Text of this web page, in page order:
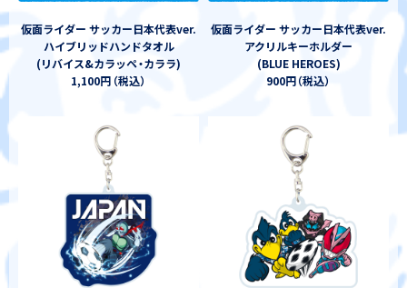
仮面ライダー サッカー日本代表ver.
ハイブリッドハンドタオル
(リバイス&カラッペ・カララ)
1,100円（税込）
仮面ライダー サッカー日本代表ver.
アクリルキーホルダー
(BLUE HEROES)
900円（税込）